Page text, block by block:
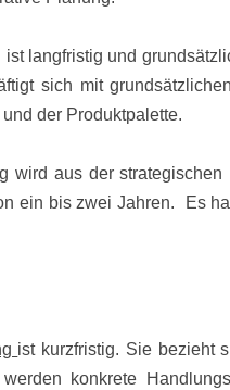
ist langfristig und
sich mit
der Produktpalette.
wird aus der
ein bis zwei Jahren.
Es
ist kurzfristig. Sie bezieht
konkrete